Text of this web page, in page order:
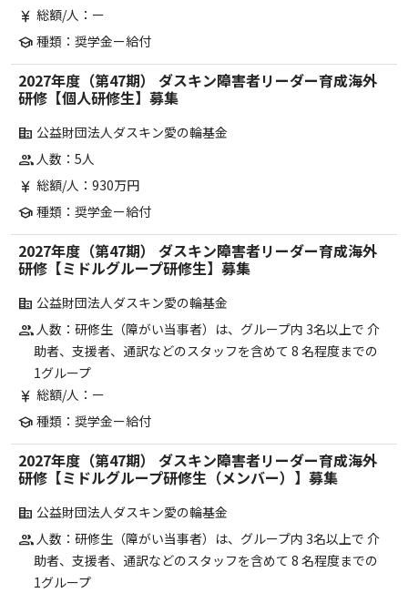
currency_yen 総額/人：ー
school 種類：奨学金ー給付
2027年度（第47期） ダスキン障害者リーダー育成海外
研修【個人研修生】募集
corporate_fare 公益財団法人ダスキン愛の輪基金
group 人数：5人
currency_yen 総額/人：930万円
school 種類：奨学金ー給付
2027年度（第47期） ダスキン障害者リーダー育成海外
研修【ミドルグループ研修生】募集
corporate_fare 公益財団法人ダスキン愛の輪基金
group 人数：研修生（障がい当事者）は、グループ内 3名以上で 介
助者、支援者、通訳などのスタッフを含めて 8 名程度までの
1グループ
currency_yen 総額/人：ー
school 種類：奨学金ー給付
2027年度（第47期） ダスキン障害者リーダー育成海外
研修【ミドルグループ研修生（メンバー）】募集
corporate_fare 公益財団法人ダスキン愛の輪基金
group 人数：研修生（障がい当事者）は、グループ内 3名以上で 介
助者、支援者、通訳などのスタッフを含めて 8 名程度までの
1グループ